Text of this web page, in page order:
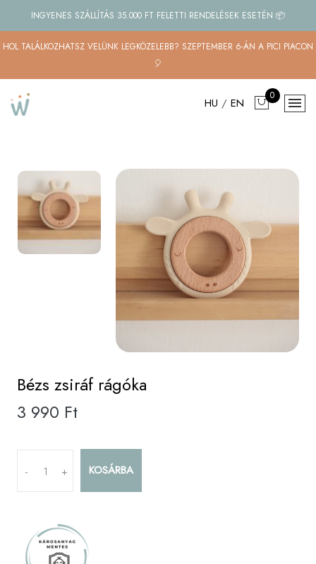
INGYENES SZÁLLÍTÁS 35.000 FT FELETTI RENDELÉSEK ESETÉN 📦
HOL TALÁLKOZHATSZ VELÜNK LEGKÖZELEBB? SZEPTEMBER 6-ÁN A PICI PIACON
🎈
HU / EN 0
Bézs zsiráf rágóka
3 990 Ft
- + KOSÁRBA